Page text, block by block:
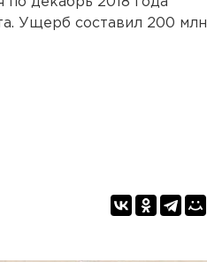
Ущерб составил 200 млн